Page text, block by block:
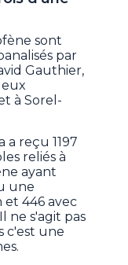
sont
par
Gauthier,
à Sorel-
a reçu 1197
reliés à
ayant
une
et 446 avec
ne s'agit pas
c'est une